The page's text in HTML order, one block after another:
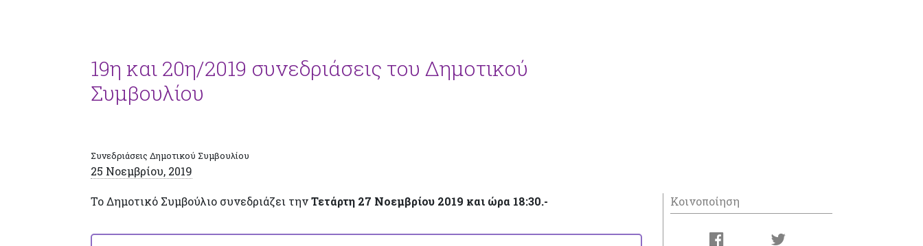
19η και 20η/2019 συνεδριάσεις του Δημοτικού
Συμβουλίου
Συνεδριάσεις Δημοτικού Συμβουλίου
25 Νοεμβρίου, 2019
Το Δημοτικό Συμβούλιο συνεδριάζει τηνΤετάρτη 27 Νοεμβρίου 2019 και ώρα 18:30.- Κοινοποίηση